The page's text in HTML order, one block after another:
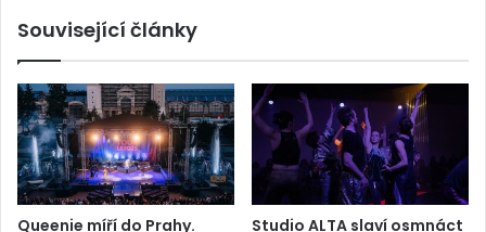
Související články
Queenie míří do Prahy.
Studio ALTA slaví osmnáct